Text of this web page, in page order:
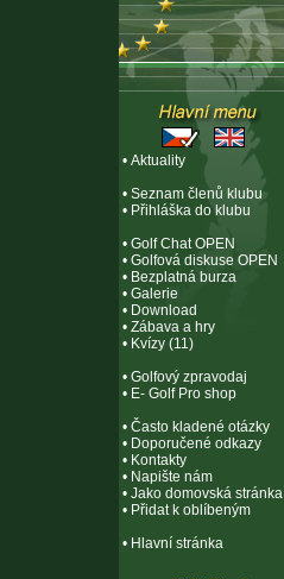
• Aktuality
• Seznam členů klubu
• Přihláška do klubu
• Golf Chat OPEN
• Golfová diskuse OPEN
• Bezplatná burza
• Galerie
• Download
• Zábava a hry
• Kvízy (11)
• Golfový zpravodaj
• E- Golf Pro shop
• Často kladené otázky
• Doporučené odkazy
• Kontakty
• Napište nám
• Jako domovská stránka
• Přidat k oblíbeným
• Hlavní stránka